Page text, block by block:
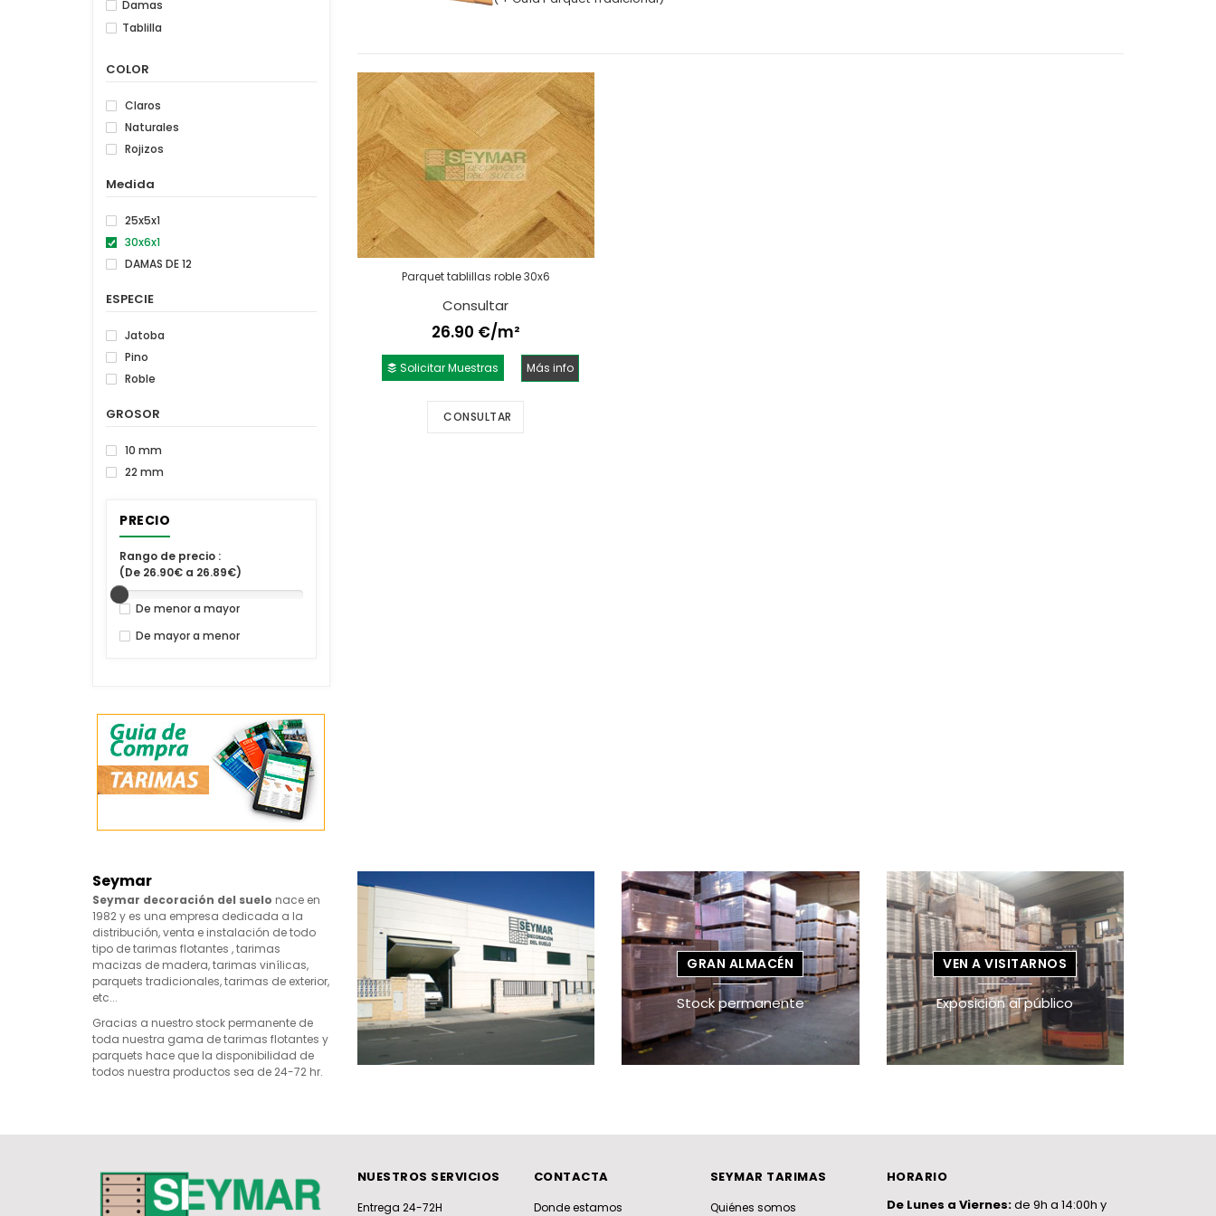
Parquet tablillas roble 30x6
Consultar
26.90 €/m²
Solicitar Muestras Más info
CONSULTAR
Damas
Tablilla
COLOR
Claros
Naturales
Rojizos
Medida
25x5x1
30x6x1
DAMAS DE 12
ESPECIE
Jatoba
Pino
Roble
GROSOR
10 mm
22 mm
PRECIO
Rango de precio :
(De 26.90€ a 26.89€)
De menor a mayor
De mayor a menor
Seymar
Seymar decoración del suelo nace en
1982 y es una empresa dedicada a la
distribución, venta e instalación de todo
tipo de tarimas flotantes , tarimas
macizas de madera, tarimas vinílicas,
parquets tradicionales, tarimas de exterior,
etc...
Gracias a nuestro stock permanente de
toda nuestra gama de tarimas flotantes y
parquets hace que la disponibilidad de
todos nuestra productos sea de 24-72 hr.
GRAN ALMACÉN
Stock permanente
VEN A VISITARNOS
Exposición al público
NUESTROS SERVICIOS
Entrega 24-72H
CONTACTA
Donde estamos
SEYMAR TARIMAS
Quiénes somos
HORARIO
De Lunes a Viernes:de 9h a 14:00h y